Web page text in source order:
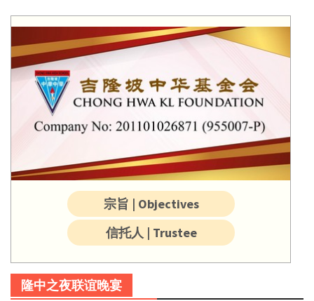
宗旨 | Objectives
信托人 | Trustee
隆中之夜联谊晚宴